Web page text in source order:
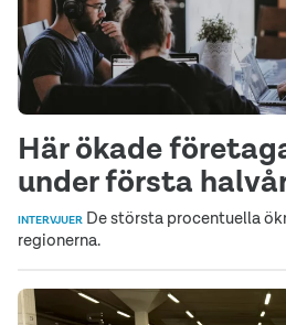
Här ökade
under första
INTERVJUER De största procentuella
regionerna.